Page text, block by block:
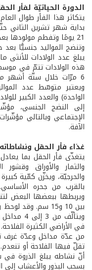
الدورة الحياتيّة لفأر
يتكاثر هذا الفأر طوال
بداية شهر تشرين الثاني
هذه الولادات تتمّ في
إلى النضج الجنسي،
الإجتماعي وبالتالي
الآفة.
غذاء فأر الحقل ونشاطاته
والثمار والأوراق
والحرجيّة، ويخزّن كمّية
ويربطها ببعضها البعض
بين 10 و15 سم.
ويتألّف
في الأراضي الكثيرة
من عدّة مداخل وعدّة
تقلّ فيها الفلاحة أو
أنّ نشاطه يبلغ الذروة في
بسحب البذور والأعشاب